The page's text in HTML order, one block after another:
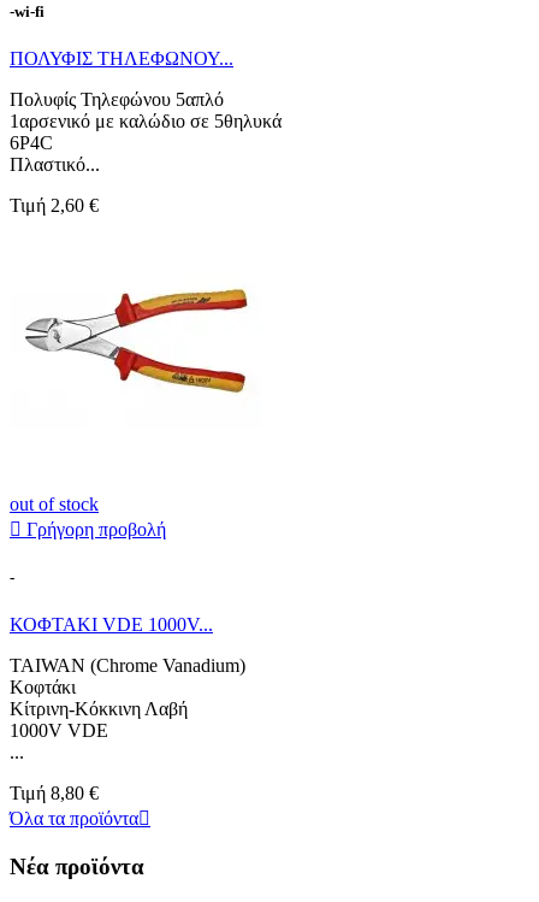
-wi-fi
ΠΟΛΥΦΙΣ ΤΗΛΕΦΩΝΟΥ...
Πολυφίς Τηλεφώνου 5απλό
1αρσενικό με καλώδιο σε 5θηλυκά
6P4C
Πλαστικό...
Τιμή 2,60 €
out of stock
 Γρήγορη προβολή
-
ΚΟΦΤΑΚΙ VDE 1000V...
TAIWAN (Chrome Vanadium)
Κοφτάκι
Κίτρινη-Κόκκινη Λαβή
1000V VDE
...
Τιμή 8,80 €
Όλα τα προϊόντα
Νέα προϊόντα